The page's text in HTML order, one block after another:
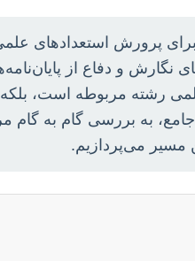
پرورش استعدادهای
و دفاع از
رشته مربوطه است،
به بررسی گام به گام
مسیر می‌پردازیم.